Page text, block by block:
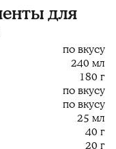
для
по вкусу
240 мл
180 г
по вкусу
по вкусу
25 мл
40 г